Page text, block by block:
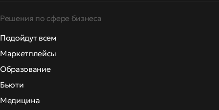
Решения по сфере бизнеса
Подойдут всем
Маркетплейсы
Образование
Бьюти
Медицина